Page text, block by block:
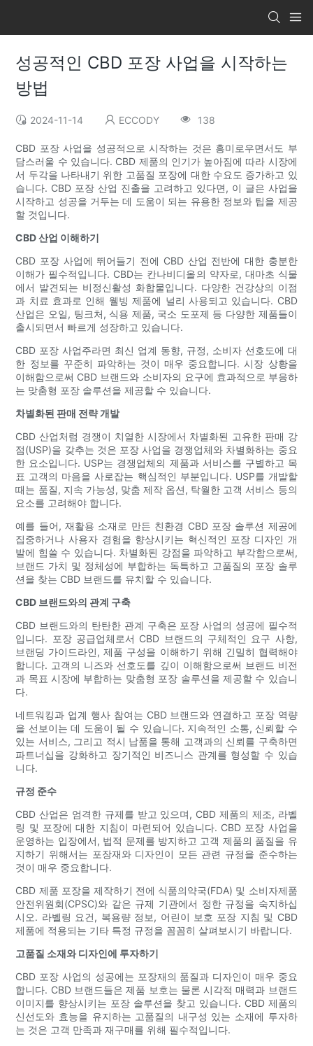
성공적인 CBD 포장 사업을 시작하는
방법
2024-11-14 ECCODY 138
CBD 포장 사업을 성공적으로 시작하는 것은 흥미로우면서도 부
담스러울 수 있습니다. CBD 제품의 인기가 높아짐에 따라 시장에
서 두각을 나타내기 위한 고품질 포장에 대한 수요도 증가하고 있
습니다. CBD 포장 산업 진출을 고려하고 있다면, 이 글은 사업을
시작하고 성공을 거두는 데 도움이 되는 유용한 정보와 팁을 제공
할 것입니다.
CBD 산업 이해하기
CBD 포장 사업에 뛰어들기 전에 CBD 산업 전반에 대한 충분한
이해가 필수적입니다. CBD는 칸나비디올의 약자로, 대마초 식물
에서 발견되는 비정신활성 화합물입니다. 다양한 건강상의 이점
과 치료 효과로 인해 웰빙 제품에 널리 사용되고 있습니다. CBD
산업은 오일, 팅크처, 식용 제품, 국소 도포제 등 다양한 제품들이
출시되면서 빠르게 성장하고 있습니다.
CBD 포장 사업주라면 최신 업계 동향, 규정, 소비자 선호도에 대
한 정보를 꾸준히 파악하는 것이 매우 중요합니다. 시장 상황을
이해함으로써 CBD 브랜드와 소비자의 요구에 효과적으로 부응하
는 맞춤형 포장 솔루션을 제공할 수 있습니다.
차별화된 판매 전략 개발
CBD 산업처럼 경쟁이 치열한 시장에서 차별화된 고유한 판매 강
점(USP)을 갖추는 것은 포장 사업을 경쟁업체와 차별화하는 중요
한 요소입니다. USP는 경쟁업체의 제품과 서비스를 구별하고 목
표 고객의 마음을 사로잡는 핵심적인 부분입니다. USP를 개발할
때는 품질, 지속 가능성, 맞춤 제작 옵션, 탁월한 고객 서비스 등의
요소를 고려해야 합니다.
예를 들어, 재활용 소재로 만든 친환경 CBD 포장 솔루션 제공에
집중하거나 사용자 경험을 향상시키는 혁신적인 포장 디자인 개
발에 힘쓸 수 있습니다. 차별화된 강점을 파악하고 부각함으로써,
브랜드 가치 및 정체성에 부합하는 독특하고 고품질의 포장 솔루
션을 찾는 CBD 브랜드를 유치할 수 있습니다.
CBD 브랜드와의 관계 구축
CBD 브랜드와의 탄탄한 관계 구축은 포장 사업의 성공에 필수적
입니다. 포장 공급업체로서 CBD 브랜드의 구체적인 요구 사항,
브랜딩 가이드라인, 제품 구성을 이해하기 위해 긴밀히 협력해야
합니다. 고객의 니즈와 선호도를 깊이 이해함으로써 브랜드 비전
과 목표 시장에 부합하는 맞춤형 포장 솔루션을 제공할 수 있습니
다.
네트워킹과 업계 행사 참여는 CBD 브랜드와 연결하고 포장 역량
을 선보이는 데 도움이 될 수 있습니다. 지속적인 소통, 신뢰할 수
있는 서비스, 그리고 적시 납품을 통해 고객과의 신뢰를 구축하면
파트너십을 강화하고 장기적인 비즈니스 관계를 형성할 수 있습
니다.
규정 준수
CBD 산업은 엄격한 규제를 받고 있으며, CBD 제품의 제조, 라벨
링 및 포장에 대한 지침이 마련되어 있습니다. CBD 포장 사업을
운영하는 입장에서, 법적 문제를 방지하고 고객 제품의 품질을 유
지하기 위해서는 포장재와 디자인이 모든 관련 규정을 준수하는
것이 매우 중요합니다.
CBD 제품 포장을 제작하기 전에 식품의약국(FDA) 및 소비자제품
안전위원회(CPSC)와 같은 규제 기관에서 정한 규정을 숙지하십
시오. 라벨링 요건, 복용량 정보, 어린이 보호 포장 지침 및 CBD
제품에 적용되는 기타 특정 규정을 꼼꼼히 살펴보시기 바랍니다.
고품질 소재와 디자인에 투자하기
CBD 포장 사업의 성공에는 포장재의 품질과 디자인이 매우 중요
합니다. CBD 브랜드들은 제품 보호는 물론 시각적 매력과 브랜드
이미지를 향상시키는 포장 솔루션을 찾고 있습니다. CBD 제품의
신선도와 효능을 유지하는 고품질의 내구성 있는 소재에 투자하
는 것은 고객 만족과 재구매를 위해 필수적입니다.